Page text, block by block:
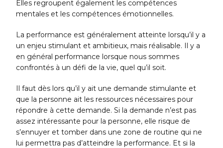
Elles regroupent également les compétences
mentales et les compétences émotionnelles.
La performance est généralement atteinte lorsqu’il y a
un enjeu stimulant et ambitieux, mais réalisable. Il y a
en général performance lorsque nous sommes
confrontés à un défi de la vie, quel qu’il soit.
Il faut dès lors qu’il y ait une demande stimulante et
que la personne ait les ressources nécessaires pour
répondre à cette demande. Si la demande n’est pas
assez intéressante pour la personne, elle risque de
s’ennuyer et tomber dans une zone de routine qui ne
lui permettra pas d’atteindre la performance. Et si la